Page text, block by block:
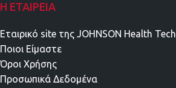
Η ΕΤΑΙΡΕΊΑ
Εταιρικό site της JOHNSON Health Tech
Ποιοι Είμαστε
Όροι Χρήσης
Προσωπικά Δεδομένα